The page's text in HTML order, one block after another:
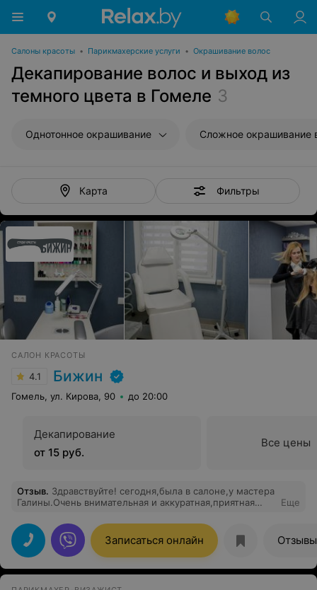
Салоны красоты • Парикмахерские услуги • Окрашивание волос
Декапирование волос и выход из
темного цвета в Гомеле 3
Однотонное окрашивание Сложное окрашивание
Карта Фильтры
САЛОН КРАСОТЫ
4.1 Бижин
Гомель, ул. Кирова, 90 до 20:00
Декапирование
от 15 руб.
Все цены
Отзыв. Здравствуйте! сегодня,была в салоне,у мастера
Галины.Очень внимательная и аккуратная,приятная
меня была стрижка и окраска волос! всё получилась
замечательно, спасибо Галине! пришла
чудовищем,ушла красавицей!)))))всего хорошего
девочки!впредь буду посещать только ваш салон!
Еще
Записаться онлайн Отзывы